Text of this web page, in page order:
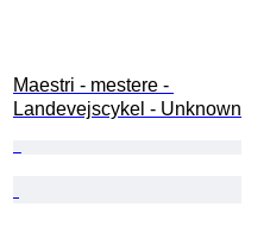
Maestri - mestere -
Landevejscykel - Unknown